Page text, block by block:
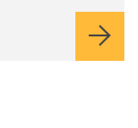
dell’operazione.